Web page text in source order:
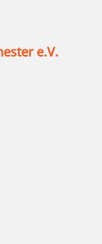
e.V.